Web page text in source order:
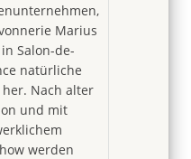
Marius
Salon-de-
natürliche
her. Nach alter
und mit
werden